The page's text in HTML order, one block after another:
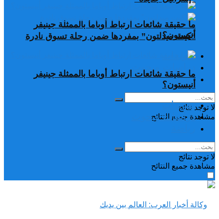
ما حقيقة شائعات ارتباط أوباما بالممثلة جينيفر
أنيستون؟
تغريدات
دراسات وبحوث
رياضة
لا توجد نتائج
مشاهدة جميع النتائح
“كيت ميدلتون” بمفردها ضمن رحلة تسوق نادرة
ما حقيقة شائعات ارتباط أوباما بالممثلة جينيفر
أنيستون؟
تغريدات
دراسات وبحوث
لا توجد نتائج
مشاهدة جميع النتائح